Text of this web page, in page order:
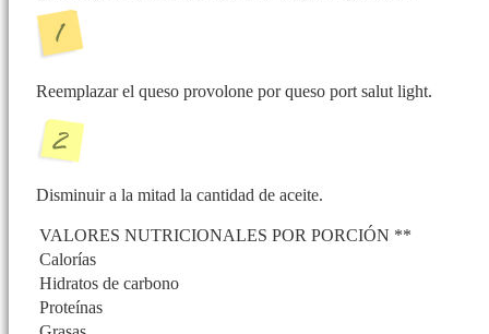
Reemplazar el queso provolone por queso port salut light.
Disminuir a la mitad la cantidad de aceite.
VALORES NUTRICIONALES POR PORCIÓN **
Calorías
Hidratos de carbono
Proteínas